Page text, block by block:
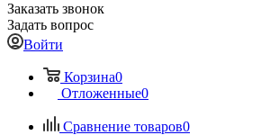
Заказать звонок
Задать вопрос
Войти
Корзина0
Отложенные0
Сравнение товаров0